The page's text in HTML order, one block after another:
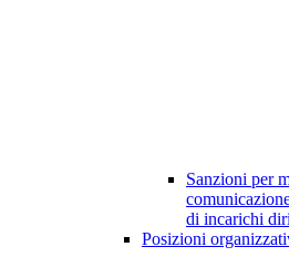
Sanzioni per
di incarichi
Posizioni